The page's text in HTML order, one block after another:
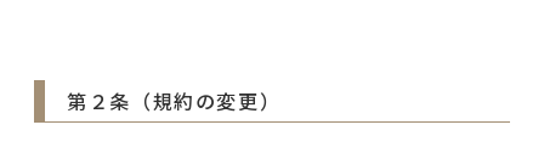
第２条（規約の変更）